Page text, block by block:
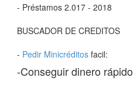
- Préstamos 2.017 - 2018
BUSCADOR DE CREDITOS
- Pedir Minicréditos facil:
-Conseguir dinero rápido